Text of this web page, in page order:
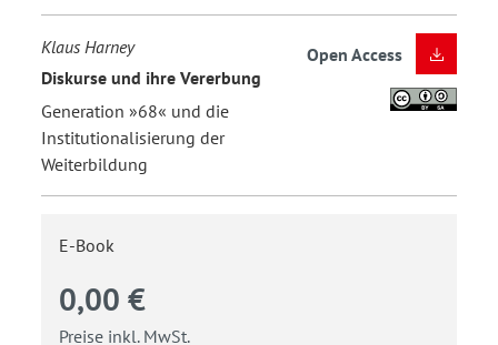
Klaus Harney
Diskurse und ihre Vererbung
Generation »68« und die
Institutionalisierung der
Weiterbildung
Open Access
E-Book
0,00 €
Preise inkl. MwSt.